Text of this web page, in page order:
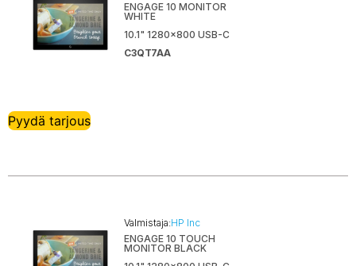
ENGAGE 10 MONITOR
WHITE
10.1" 1280x800 USB-C
C3QT7AA
Pyydä tarjous
Valmistaja:HP Inc
ENGAGE 10 TOUCH
MONITOR BLACK